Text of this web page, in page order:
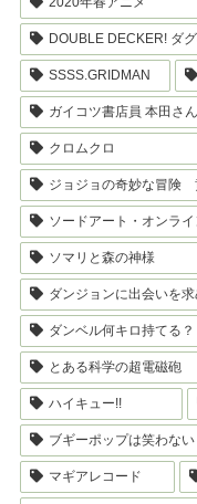
DOUBLE DECKER! ダ
SSSS.GRIDMAN
ガイコツ書店員 本田さん
クロムクロ
ジョジョの奇妙な冒険
ソードアート・オンラ
ソマリと森の神様
ダンジョンに出会いを
ダンベル何キロ持てる？
とある科学の超電磁砲
ハイキュー!!
ブギーポップは笑わない
マギアレコード